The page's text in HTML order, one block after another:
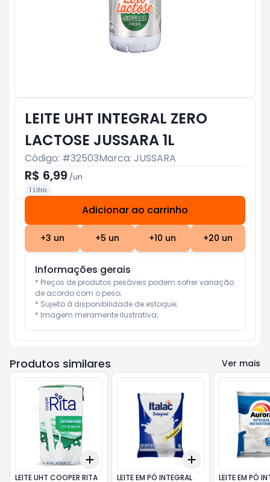
LEITE UHT INTEGRAL ZERO
LACTOSE JUSSARA 1L
Código: #32503Marca: JUSSARA
R$ 6,99 /un
1 Litro
Adicionar ao carrinho
+3 un +5 un +10 un +20 un
Informações gerais
* Preços de produtos pesáveis podem sofrer variação
de acordo com o peso;
* Sujeito à disponibilidade de estoque;
* Imagem meramente ilustrativa;
Produtos similares Ver mais
+10
Add
LEITE UHT COOPER RITA
+10
Add
LEITE EM PÓ INTEGRAL
LEITE EM PÓ